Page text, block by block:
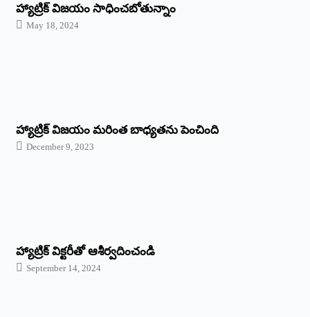
హ్యాట్రిక్‌ విజయం సాధించబోతున్నాం
May 18, 2024
హ్యాట్రిక్ విజయం మరింత బాధ్యతను పెంచింది
December 9, 2023
హ్యాట్రిక్‌ ‌విక్టరీతో ఆశీర్వదించండి
September 14, 2024